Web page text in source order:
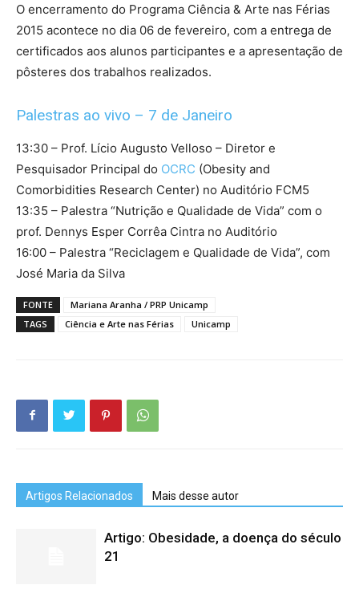
O encerramento do Programa Ciência & Arte nas Férias
2015 acontece no dia 06 de fevereiro, com a entrega de
certificados aos alunos participantes e a apresentação de
pôsteres dos trabalhos realizados.
Palestras ao vivo – 7 de Janeiro
13:30 – Prof. Lício Augusto Velloso – Diretor e
Pesquisador Principal do OCRC (Obesity and
Comorbidities Research Center) no Auditório FCM5
13:35 – Palestra “Nutrição e Qualidade de Vida” com o
prof. Dennys Esper Corrêa Cintra no Auditório
16:00 – Palestra “Reciclagem e Qualidade de Vida”, com
José Maria da Silva
FONTE
Mariana Aranha / PRP Unicamp
TAGS
Ciência e Arte nas Férias Unicamp
Artigos Relacionados Mais desse autor
Artigo: Obesidade, a doença do século
21